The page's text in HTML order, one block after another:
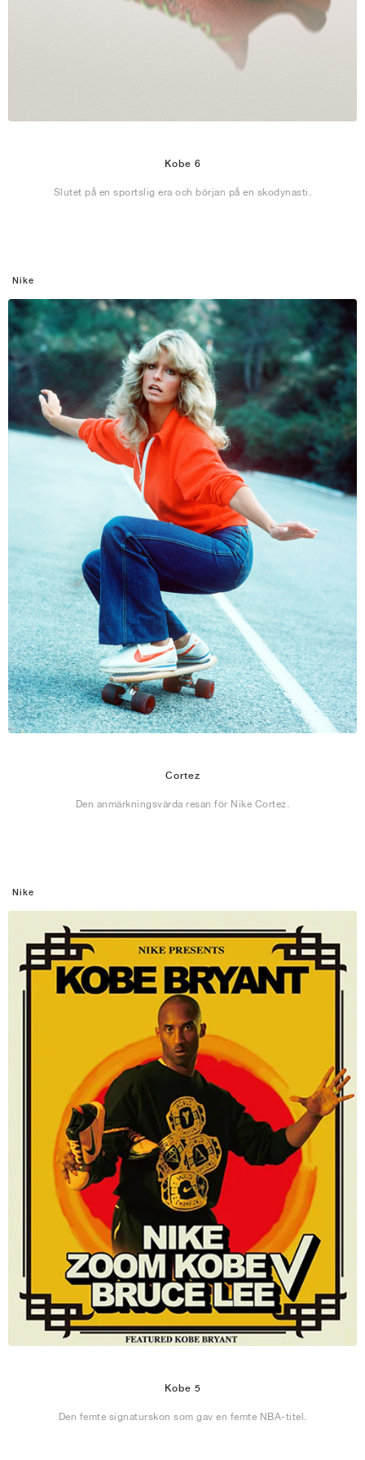
Kobe 6
Slutet på en sportslig era och början på en skodynasti.
Nike
Cortez
Den anmärkningsvärda resan för Nike Cortez.
Nike
Kobe 5
Den femte signaturskon som gav en femte NBA-titel.